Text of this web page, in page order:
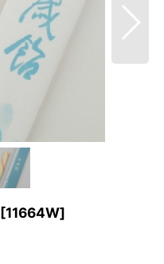
[11664W]